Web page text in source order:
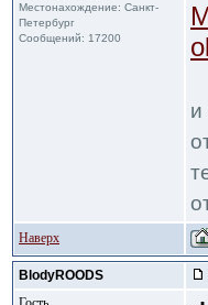
Местонахождение: Санкт-
Петербург
Сообщений: 17200
и
Наверх
BlodyROODS